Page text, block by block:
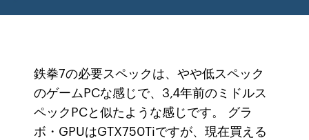
鉄拳7の必要スペックは、やや低スペック
のゲームPCな感じで、3,4年前のミドルス
ペックPCと似たような感じです。 グラ
ボ・GPUはGTX750Tiですが、現在買える